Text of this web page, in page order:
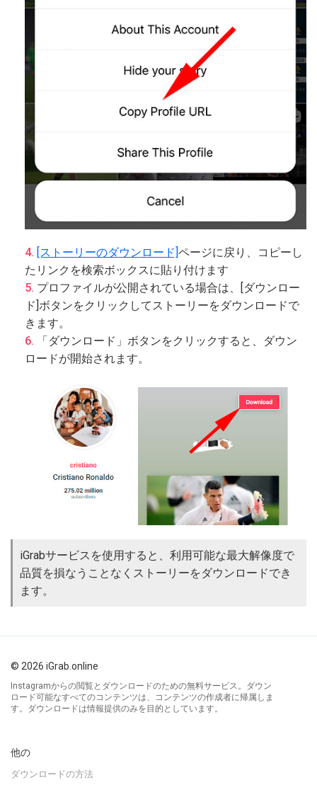
[ストーリーのダウンロード]ページに戻り、コピーし
たリンクを検索ボックスに貼り付けます
プロファイルが公開されている場合は、[ダウンロー
ド]ボタンをクリックしてストーリーをダウンロードで
きます。
「ダウンロード」ボタンをクリックすると、ダウン
ロードが開始されます。
iGrabサービスを使用すると、利用可能な最大解像度で
品質を損なうことなくストーリーをダウンロードでき
ます。
© 2026 iGrab.online
Instagramからの閲覧とダウンロードのための無料サービス。ダウン
ロード可能なすべてのコンテンツは、コンテンツの作成者に帰属しま
す。ダウンロードは情報提供のみを目的としています。
他の
ダウンロードの方法